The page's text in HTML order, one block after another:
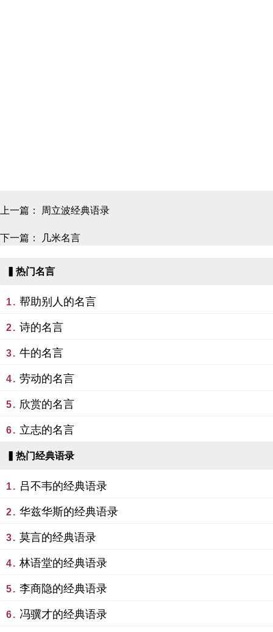
上一篇： 周立波经典语录
下一篇： 几米名言
▍热门名言
1. 帮助别人的名言
2. 诗的名言
3. 牛的名言
4. 劳动的名言
5. 欣赏的名言
6. 立志的名言
▍热门经典语录
1. 吕不韦的经典语录
2. 华兹华斯的经典语录
3. 莫言的经典语录
4. 林语堂的经典语录
5. 李商隐的经典语录
6. 冯骥才的经典语录